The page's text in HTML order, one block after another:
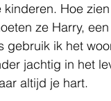
Hoe
ze Harry,
gebruik ik het
jachtig in het
altijd je hart.